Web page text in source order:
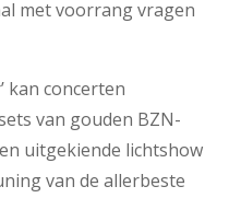
met voorrang vragen
kan concerten
van gouden BZN-
uitgekiende lichtshow
van de allerbeste